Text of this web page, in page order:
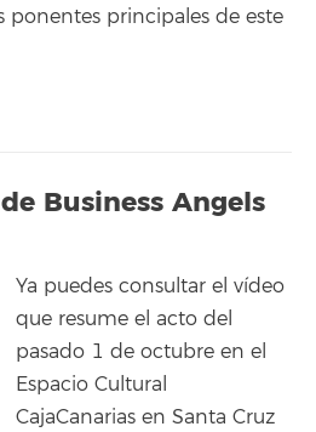
ponentes principales de este
Business Angels
Ya puedes consultar el vídeo
que resume el acto del
pasado 1 de octubre en el
Espacio Cultural
CajaCanarias en Santa Cruz